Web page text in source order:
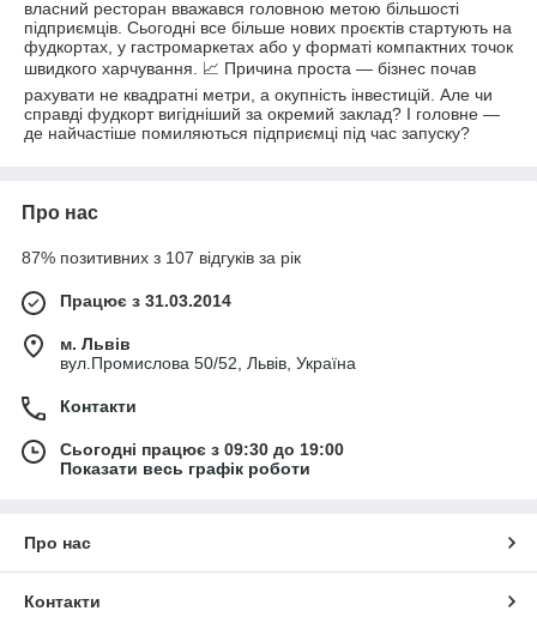
власний ресторан вважався головною метою більшості
підприємців. Сьогодні все більше нових проєктів стартують на
фудкортах, у гастромаркетах або у форматі компактних точок
швидкого харчування. 📈 Причина проста — бізнес почав
рахувати не квадратні метри, а окупність інвестицій. Але чи
справді фудкорт вигідніший за окремий заклад? І головне —
де найчастіше помиляються підприємці під час запуску?
Про нас
87% позитивних з 107 відгуків за рік
Працює з 31.03.2014
м. Львів
вул.Промислова 50/52, Львів, Україна
Контакти
Сьогодні працює з 09:30 до 19:00
Показати весь графік роботи
Про нас
Контакти